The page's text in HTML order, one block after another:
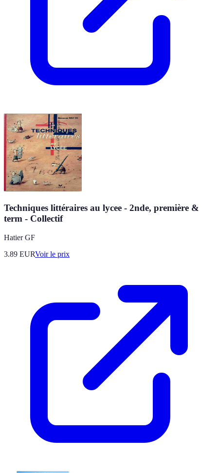
Techniques littéraires au lycee - 2nde, première &
term - Collectif
Hatier GF
3.89 EURVoir le prix